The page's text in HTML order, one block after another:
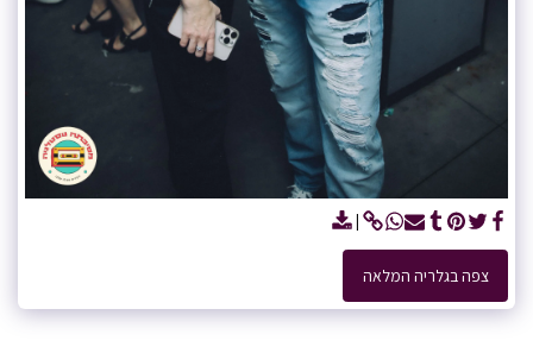
צפה בגלריה המלאה